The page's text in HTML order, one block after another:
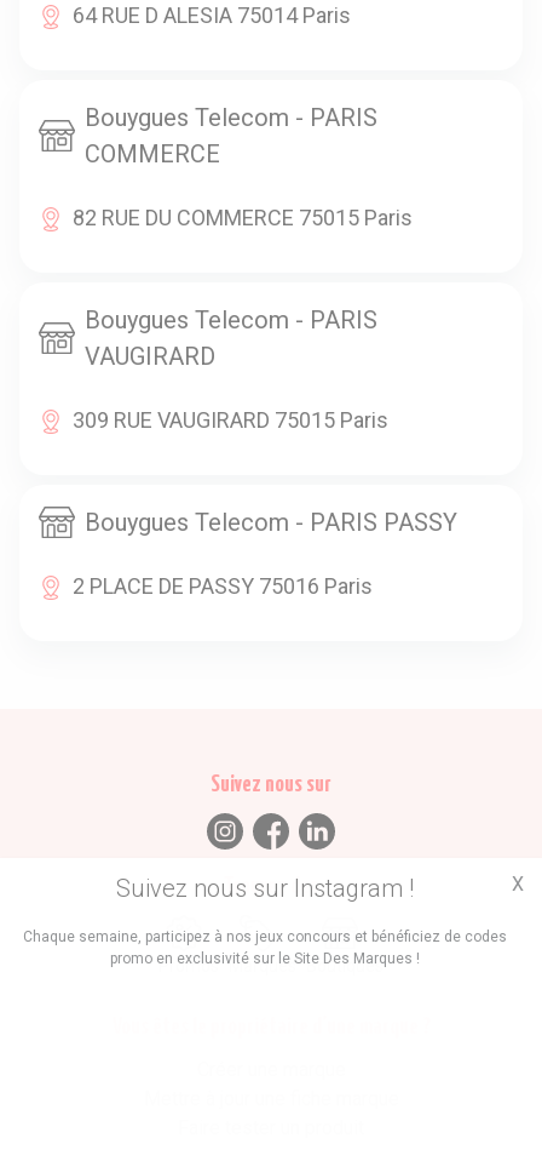
64 RUE D ALESIA 75014 Paris
Bouygues Telecom - PARIS
COMMERCE
82 RUE DU COMMERCE 75015 Paris
Bouygues Telecom - PARIS
VAUGIRARD
309 RUE VAUGIRARD 75015 Paris
Bouygues Telecom - PARIS PASSY
2 PLACE DE PASSY 75016 Paris
Suivez nous sur Instagram !
Chaque semaine, participez à nos jeux concours et bénéficiez de codes
promo en exclusivité sur le Site Des Marques !
X
Suivez nous sur
Trouvez des
Promos Marques Boutiques